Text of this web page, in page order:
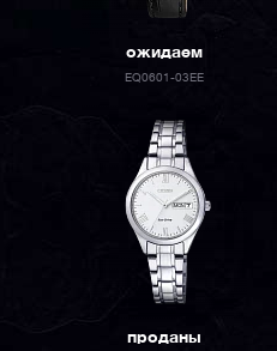
ожидаем
EQ0601-03EE
проданы